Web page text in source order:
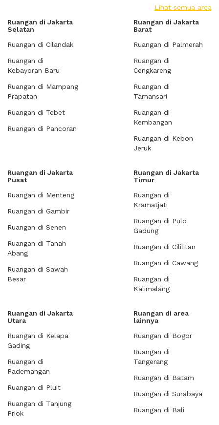
Lihat semua area
Ruangan di Jakarta
Selatan
Ruangan di Cilandak
Ruangan di
Kebayoran Baru
Ruangan di Mampang
Prapatan
Ruangan di Tebet
Ruangan di Pancoran
Ruangan di Jakarta
Barat
Ruangan di Palmerah
Ruangan di
Cengkareng
Ruangan di
Tamansari
Ruangan di
Kembangan
Ruangan di Kebon
Jeruk
Ruangan di Jakarta
Pusat
Ruangan di Menteng
Ruangan di Gambir
Ruangan di Senen
Ruangan di Tanah
Abang
Ruangan di Sawah
Besar
Ruangan di Jakarta
Timur
Ruangan di
Kramatjati
Ruangan di Pulo
Gadung
Ruangan di Cililitan
Ruangan di Cawang
Ruangan di
Kalimalang
Ruangan di Jakarta
Utara
Ruangan di Kelapa
Gading
Ruangan di
Pademangan
Ruangan di Pluit
Ruangan di Tanjung
Priok
Ruangan di area
lainnya
Ruangan di Bogor
Ruangan di
Tangerang
Ruangan di Batam
Ruangan di Surabaya
Ruangan di Bali